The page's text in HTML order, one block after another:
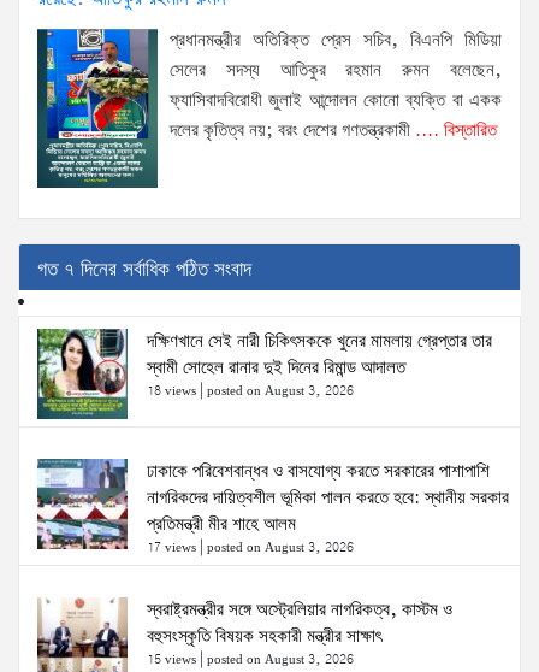
প্রধানমন্ত্রীর অতিরিক্ত প্রেস সচিব, বিএনপি মিডিয়া
সেলের সদস্য আতিকুর রহমান রুমন বলেছেন,
ফ্যাসিবাদবিরোধী জুলাই আন্দোলন কোনো ব্যক্তি বা একক
দলের কৃতিত্ব নয়; বরং দেশের গণতন্ত্রকামী .... বিস্তারিত
গত ৭ দিনের সর্বাধিক পঠিত সংবাদ
দক্ষিণখানে সেই নারী চিকিৎসককে খুনের মামলায় গ্রেপ্তার তার
স্বামী সোহেল রানার দুই দিনের রিমান্ড আদালত
18 views posted on August 3, 2026
ঢাকাকে পরিবেশবান্ধব ও বাসযোগ্য করতে সরকারের পাশাপাশি
নাগরিকদের দায়িত্বশীল ভূমিকা পালন করতে হবে: স্থানীয় সরকার
প্রতিমন্ত্রী মীর শাহে আলম
17 views posted on August 3, 2026
স্বরাষ্ট্রমন্ত্রীর সঙ্গে অস্ট্রেলিয়ার নাগরিকত্ব, কাস্টম ও
বহুসংস্কৃতি বিষয়ক সহকারী মন্ত্রীর সাক্ষাৎ
15 views posted on August 3, 2026